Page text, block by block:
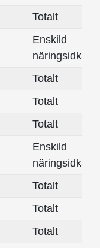
Totalt
Enskild
näringsidkare
Totalt
Totalt
Totalt
Enskild
näringsidkare
Totalt
Totalt
Totalt